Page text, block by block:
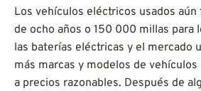
Los vehículos eléctricos usados
de ocho años o 150 000 millas para
las baterías eléctricas y el mercado
más marcas y modelos de
a precios razonables. Después de